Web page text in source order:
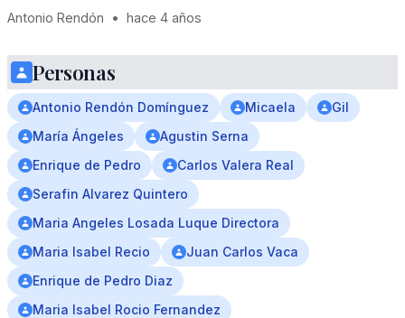
Antonio Rendón • hace 4 años
Personas
Antonio Rendón Domínguez Micaela
Gil
María Ángeles
Agustin Serna
Enrique de Pedro
Carlos Valera Real
Serafin Alvarez Quintero
Maria Angeles Losada Luque Directora
Maria Isabel Recio
Juan Carlos Vaca
Enrique de Pedro Diaz
Maria Isabel Rocio Fernandez